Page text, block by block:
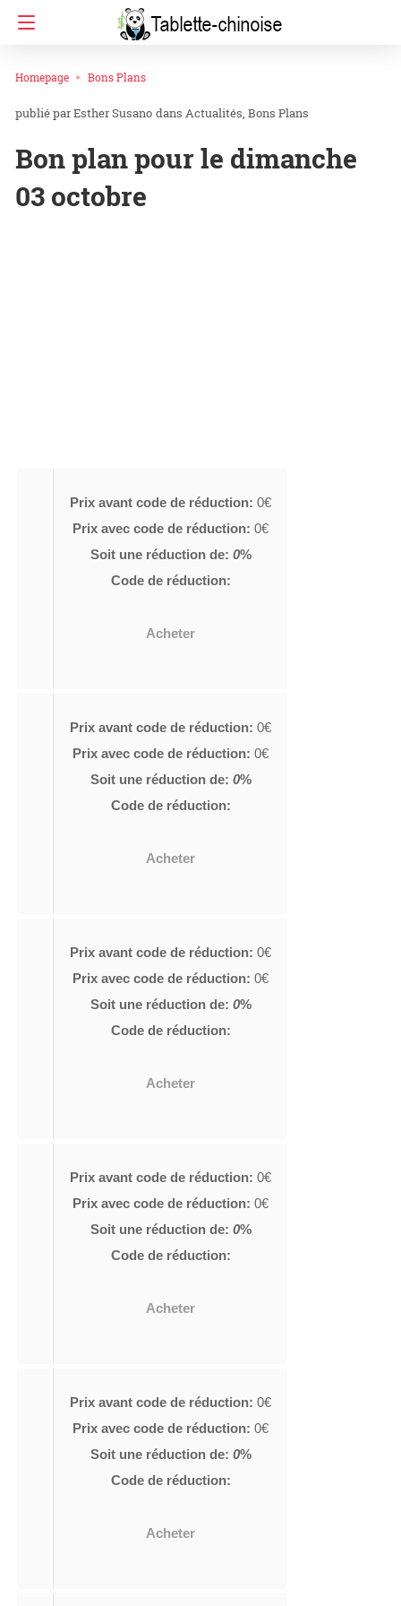
Homepage Bons Plans
Esther Susano dans Actualités Bons Plans
Bon plan pour le dimanche
03 octobre
Prix avant code de réduction: 0€
Prix avec code de réduction: 0€
Soit une réduction de: 0%
Code de réduction:
Acheter
Prix avant code de réduction: 0€
Prix avec code de réduction: 0€
Soit une réduction de: 0%
Code de réduction:
Acheter
Prix avant code de réduction: 0€
Prix avec code de réduction: 0€
Soit une réduction de: 0%
Code de réduction:
Acheter
Prix avant code de réduction: 0€
Prix avec code de réduction: 0€
Soit une réduction de: 0%
Code de réduction:
Acheter
Prix avant code de réduction: 0€
Prix avec code de réduction: 0€
Soit une réduction de: 0%
Code de réduction:
Acheter